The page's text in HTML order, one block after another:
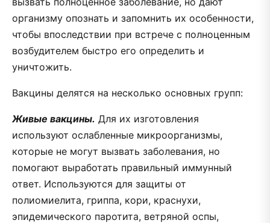
организму опознать и запомнить их особенности,
чтобы впоследствии при встрече с полноценным
возбудителем быстро его определить и
уничтожить.
Вакцины делятся на несколько основных групп:
Живые вакцины. Для их изготовления
используют ослабленные микроорганизмы,
которые не могут вызвать заболевания, но
помогают выработать правильный иммунный
ответ. Используются для защиты от
полиомиелита, гриппа, кори, краснухи,
эпидемического паротита, ветряной оспы,